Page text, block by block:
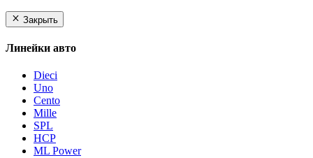
Закрыть
Линейки авто
Dieci
Uno
Cento
Mille
SPL
HCP
ML Power